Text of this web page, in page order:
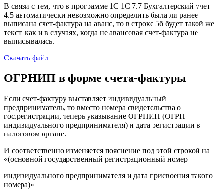
В связи с тем, что в программе 1С 1С 7.7 Бухгалтерский учет
4.5 автоматически невозможно определить была ли ранее
выписана счет-фактура на аванс, то в строке 5б будет такой же
текст, как и в случаях, когда не авансовая счет-фактура не
выписывалась.
Скачать файл
ОГРНИП в форме счета-фактуры
Если счет-фактуру выставляет индивидуальный
предприниматель, то вместо номера свидетельства о
гос.регистрации, теперь указывание ОГРНИП (ОГРН
индивидуального предпринимателя) и дата регистрации в
налоговом органе.
И соответственно изменяется пояснение под этой строкой на
«(основной государственный регистрационный номер
индивидуального предпринимателя и дата присвоения такого
номера)»